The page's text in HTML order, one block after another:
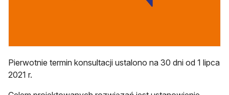
Pierwotnie termin konsultacji ustalono na 30 dni od 1 lipca
2021 r.